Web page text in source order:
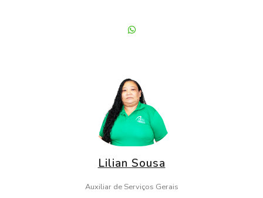
Lilian Sousa
Auxiliar de Serviços Gerais